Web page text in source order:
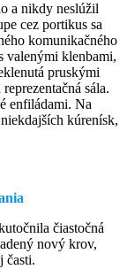
a nikdy neslúžil
cez portikus sa
komunikačného
valenými klenbami,
pruskými
sála.
enfiládami. Na
kúrenísk,
čiastočná
nový krov,
časti.